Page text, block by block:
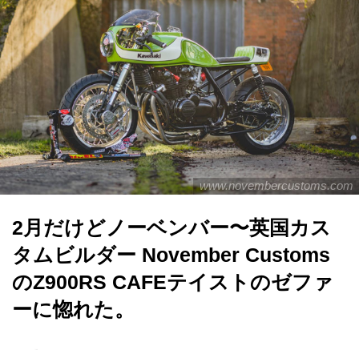
www.novembercustoms.com
2月だけどノーベンバー〜英国カス
タムビルダー November Customs
のZ900RS CAFEテイストのゼファ
ーに惚れた。